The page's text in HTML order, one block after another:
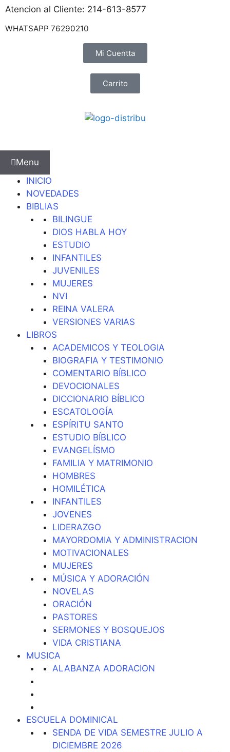
Atencion al Cliente: 214-613-8577
WHATSAPP 76290210
Mi Cuentta
Carrito
Menu
INICIO
NOVEDADES
BIBLIAS
BILINGUE
DIOS HABLA HOY
ESTUDIO
INFANTILES
JUVENILES
MUJERES
NVI
REINA VALERA
VERSIONES VARIAS
LIBROS
ACADEMICOS Y TEOLOGIA
BIOGRAFIA Y TESTIMONIO
COMENTARIO BÍBLICO
DEVOCIONALES
DICCIONARIO BÍBLICO
ESCATOLOGÍA
ESPÍRITU SANTO
ESTUDIO BÍBLICO
EVANGELÍSMO
FAMILIA Y MATRIMONIO
HOMBRES
HOMILÉTICA
INFANTILES
JOVENES
LIDERAZGO
MAYORDOMIA Y ADMINISTRACION
MOTIVACIONALES
MUJERES
MÚSICA Y ADORACIÓN
NOVELAS
ORACIÓN
PASTORES
SERMONES Y BOSQUEJOS
VIDA CRISTIANA
MUSICA
ALABANZA ADORACION
ESCUELA DOMINICAL
SENDA DE VIDA SEMESTRE JULIO A
DICIEMBRE 2026